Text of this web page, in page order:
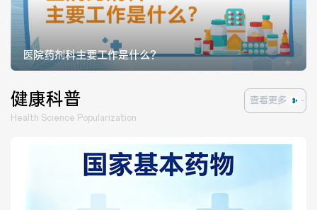
科研介绍 科研动态
医联体介绍
成员单位
医院药剂科主要工作是什么？
健康科普
Health Science Popularization
查看更多